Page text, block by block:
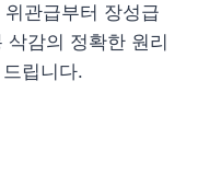
관급부터 장성급
감의 정확한 원리
립니다.